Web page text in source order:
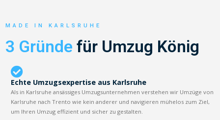
MADE IN KARLSRUHE
3 Gründe für Umzug König
Echte Umzugsexpertise aus Karlsruhe
Als in Karlsruhe ansässiges Umzugsunternehmen verstehen wir Umzüge von
Karlsruhe nach Trento wie kein anderer und navigieren mühelos zum Ziel,
um Ihren Umzug effizient und sicher zu gestalten.